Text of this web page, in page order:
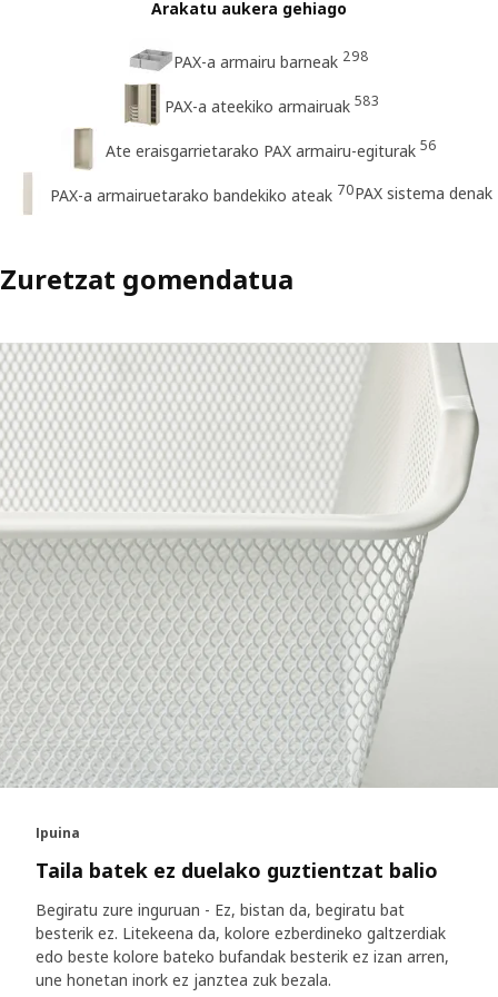
Arakatu aukera gehiago
PAX-a armairu barneak 298
PAX-a ateekiko armairuak 583
Ate eraisgarrietarako PAX armairu-egiturak 56
PAX-a armairuetarako bandekiko ateak 70PAX sistema denak
Zuretzat gomendatua
Ipuina
Taila batek ez duelako guztientzat balio
Begiratu zure inguruan - Ez, bistan da, begiratu bat
besterik ez. Litekeena da, kolore ezberdineko galtzerdiak
edo beste kolore bateko bufandak besterik ez izan arren,
une honetan inork ez janztea zuk bezala.